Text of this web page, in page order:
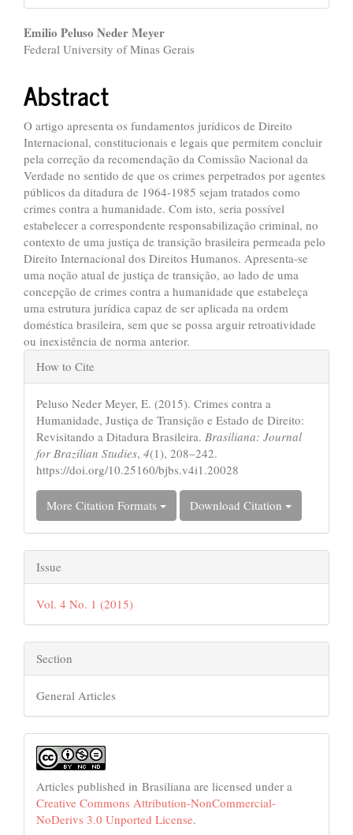
Main
Article
Content
Emilio Peluso Neder Meyer
Federal University of Minas Gerais
Abstract
O artigo apresenta os fundamentos jurídicos de Direito
Internacional, constitucionais e legais que permitem concluir
pela correção da recomendação da Comissão Nacional da
Verdade no sentido de que os crimes perpetrados por agentes
públicos da ditadura de 1964-1985 sejam tratados como
crimes contra a humanidade. Com isto, seria possível
estabelecer a correspondente responsabilização criminal, no
contexto de uma justiça de transição brasileira permeada pelo
Direito Internacional dos Direitos Humanos. Apresenta-se
uma noção atual de justiça de transição, ao lado de uma
concepção de crimes contra a humanidade que estabeleça
uma estrutura jurídica capaz de ser aplicada na ordem
doméstica brasileira, sem que se possa arguir retroatividade
ou inexistência de norma anterior.
Article
Details
How to Cite
Peluso Neder Meyer, E. (2015). Crimes contra a
Humanidade, Justiça de Transição e Estado de Direito:
Revisitando a Ditadura Brasileira. Brasiliana: Journal
for Brazilian Studies, 4(1), 208–242.
https://doi.org/10.25160/bjbs.v4i1.20028
More Citation Formats Download Citation
Issue
Vol. 4 No. 1 (2015)
Section
General Articles
Articles published in Brasiliana are licensed under a
Creative Commons Attribution-NonCommercial-
NoDerivs 3.0 Unported License.